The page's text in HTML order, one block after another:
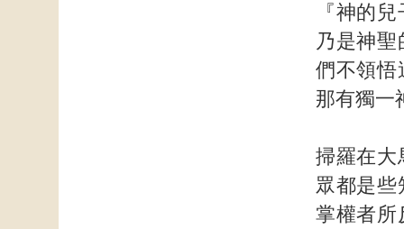
『神的
乃是神
們不領悟
那有獨一
掃羅在大
眾都是些
掌權者所